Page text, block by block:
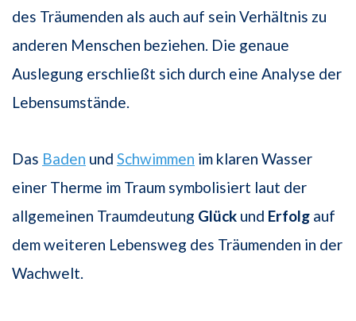
des Träumenden als auch auf sein Verhältnis zu
anderen Menschen beziehen. Die genaue
Auslegung erschließt sich durch eine Analyse der
Lebensumstände.
Das Baden und Schwimmen im klaren Wasser
einer Therme im Traum symbolisiert laut der
allgemeinen Traumdeutung Glück und Erfolg auf
dem weiteren Lebensweg des Träumenden in der
Wachwelt.